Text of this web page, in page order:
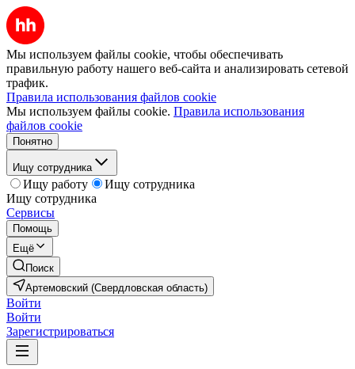
Мы используем файлы cookie, чтобы обеспечивать
правильную работу нашего веб-сайта и анализировать сетевой
трафик.
Правила использования файлов cookie
Мы используем файлы cookie. Правила использования
файлов cookie
Понятно
Ищу сотрудника
Ищу работу
Ищу сотрудника
Ищу сотрудника
Сервисы
Помощь
Ещё
Поиск
Артемовский (Свердловская область)
Войти
Войти
Зарегистрироваться